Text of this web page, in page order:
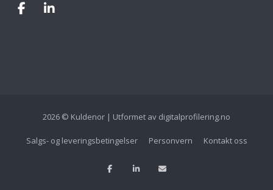
2026 © Kuldenor | Utformet av digitalprofilering.no
Salgs- og leveringsbetingelser Personvern Kontakt oss